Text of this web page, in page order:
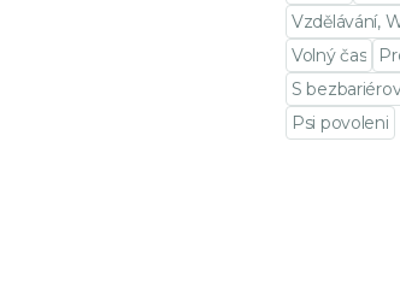
Vzdělávání,
Volný čas
S
Psi povoleni